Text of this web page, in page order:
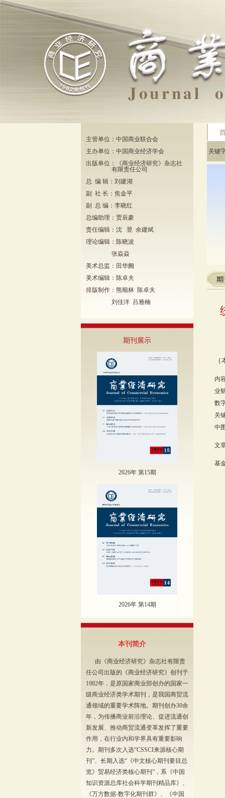
主管单位：中国商业联合会
主办单位：中国商业经济学会
出版单位：《商业经济研究》杂志社
有限责任公司
总 编 辑：刘建湖
副 社 长：焦金平
副 总 编：李晓红
总编助理：贾辰豪
责任编辑：沈 昱 余建斌
理论编辑：陈晓波
张焱焱
美术总监：田华阙
美术编辑：陈卓夫
排版制作：熊顺林 陈卓夫
刘佳洋 吕雅楠
期刊展示
2026年 第15期
2026年 第14期
本刊简介
由《商业经济研究》杂志社有限责
任公司出版的《商业经济研究》创刊于
1982年，是原国家商业部创办的国家一
级商业经济类学术期刊，是我国商贸流
通领域的重要学术阵地。期刊创办30余
年，为传播商业前沿理论、促进流通创
新发展、推动商贸流通变革发挥了重要
作用，在行业内和学界具有重要影响
力。期刊多次入选“CSSCI来源核心期
刊”、长期入选“《中文核心期刊要目总
览》贸易经济类核心期刊”，系《中国
知识资源总库社会科学期刊精品库》、
《万方数据-数字化期刊群》、《中国
关键
内
业
数
关
中
文
基